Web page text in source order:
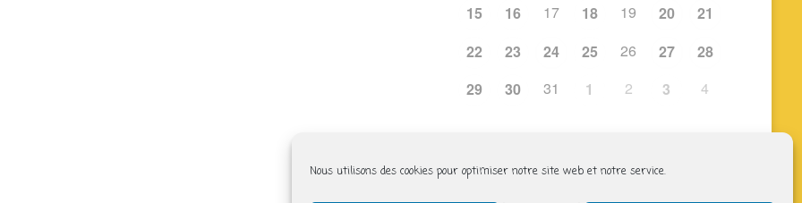
Nous utilisons des cookies pour optimiser notre site web et notre service.
15
16 17 18 19 20
21
22
23 24 25 26 27
28
29
30 31 1 2 3 4